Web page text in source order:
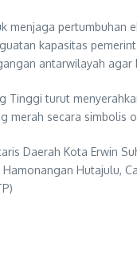
menjaga pertumbuhan
kapasitas
antarwilayah
turut
merah secara simbolis
Daerah Kota Erwin
Hutajulu,